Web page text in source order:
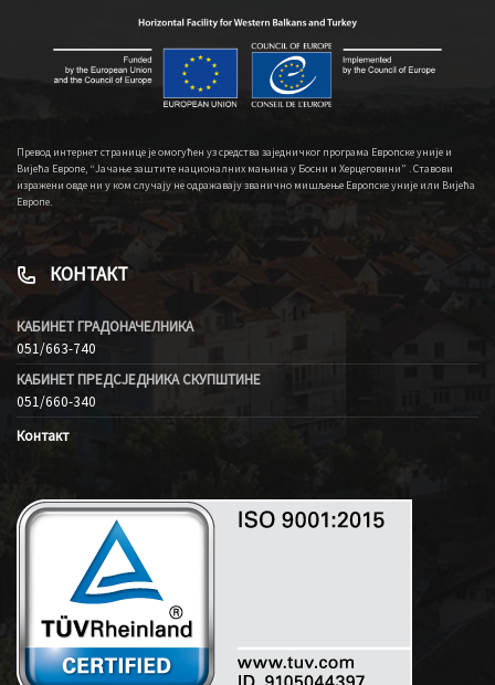
Превод интернет странице је омогућен уз средства заједничког програма Европске уније и
Вијећа Европе, “Јачање заштите националних мањина у Босни и Херцеговини” . Ставови
изражени овде ни у ком случају не одражавају званично мишљење Европске уније или Вијећа
Европе.
КОНТАКТ
КАБИНЕТ ГРАДОНАЧЕЛНИКА
051/663-740
КАБИНЕТ ПРЕДСЈЕДНИКА СКУПШТИНЕ
051/660-340
Контакт